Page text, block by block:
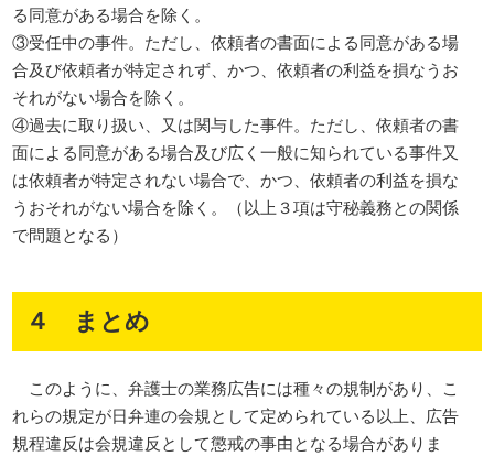
る同意がある場合を除く。
③受任中の事件。ただし、依頼者の書面による同意がある場
合及び依頼者が特定されず、かつ、依頼者の利益を損なうお
それがない場合を除く。
④過去に取り扱い、又は関与した事件。ただし、依頼者の書
面による同意がある場合及び広く一般に知られている事件又
は依頼者が特定されない場合で、かつ、依頼者の利益を損な
うおそれがない場合を除く。（以上３項は守秘義務との関係
で問題となる）
４ まとめ
このように、弁護士の業務広告には種々の規制があり、こ
れらの規定が日弁連の会規として定められている以上、広告
規程違反は会規違反として懲戒の事由となる場合がありま